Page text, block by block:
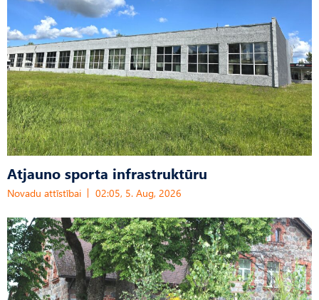
Atjauno sporta infrastruktūru
Novadu attīstībai 02:05, 5. Aug, 2026